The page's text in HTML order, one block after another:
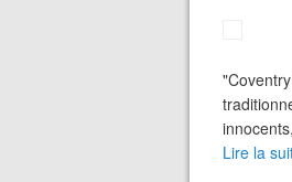
Lire la